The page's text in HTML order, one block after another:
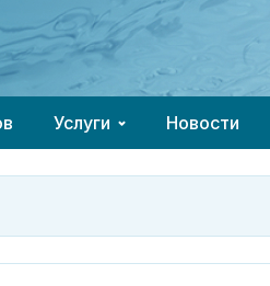
ГК КОНТРОЛЬ
ГК КОНТРОЛЬ
Услуги Новости